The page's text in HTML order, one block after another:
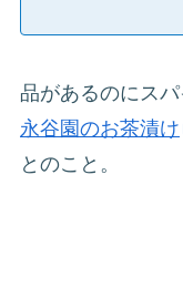
品があるのにス
永谷園のお茶漬け
とのこと。